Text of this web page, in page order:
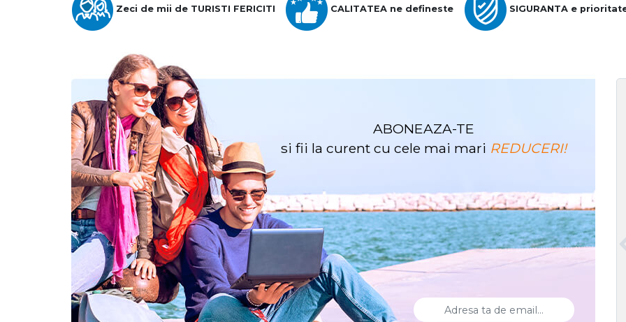
Zeci de mii de TURISTI FERICITI CALITATEA ne defineste SIGURANTA e
ABONEAZA-TE
si fii la curent cu cele mai mari REDUCERI!